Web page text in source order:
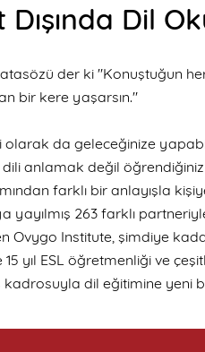
Dışında Dil
der ki "Konuştuğun
bir kere yaşarsın."
olarak da geleceğinize
anlamak değil
farklı bir anlayışla
yayılmış 263 farklı
Ovygo Institute, şimdiye
15 yıl ESL öğretmenliği ve
kadrosuyla dil eğitimine yeni